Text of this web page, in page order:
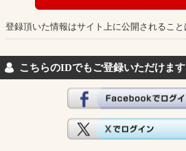
登録頂いた情報はサイト上に公開されること
こちらのIDでもご登録いただけます
Facebookでログイン